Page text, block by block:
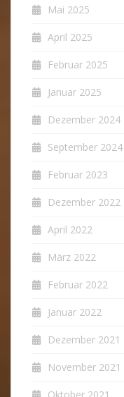
Mai 2025
April 2025
Februar 2025
Januar 2025
Dezember 2024
September 2024
Februar 2023
Dezember 2022
April 2022
März 2022
Februar 2022
Januar 2022
Dezember 2021
November 2021